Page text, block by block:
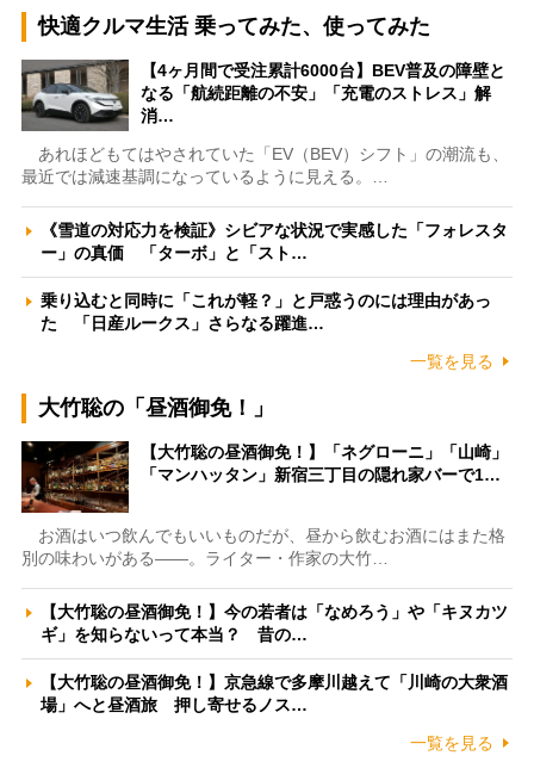
快適クルマ生活 乗ってみた、使ってみた
【4ヶ月間で受注累計6000台】BEV普及の障壁と
なる「航続距離の不安」「充電のストレス」解
消…
あれほどもてはやされていた「EV（BEV）シフト」の潮流も、
最近では減速基調になっているように見える。…
《雪道の対応力を検証》シビアな状況で実感した「フォレスタ
ー」の真価 「ターボ」と「スト…
乗り込むと同時に「これが軽？」と戸惑うのには理由があっ
た 「日産ルークス」さらなる躍進…
一覧を見る
大竹聡の「昼酒御免！」
【大竹聡の昼酒御免！】「ネグローニ」「山崎」
「マンハッタン」新宿三丁目の隠れ家バーで1…
お酒はいつ飲んでもいいものだが、昼から飲むお酒にはまた格
別の味わいがある――。ライター・作家の大竹…
【大竹聡の昼酒御免！】今の若者は「なめろう」や「キヌカツ
ギ」を知らないって本当？ 昔の…
【大竹聡の昼酒御免！】京急線で多摩川越えて「川崎の大衆酒
場」へと昼酒旅 押し寄せるノス…
一覧を見る